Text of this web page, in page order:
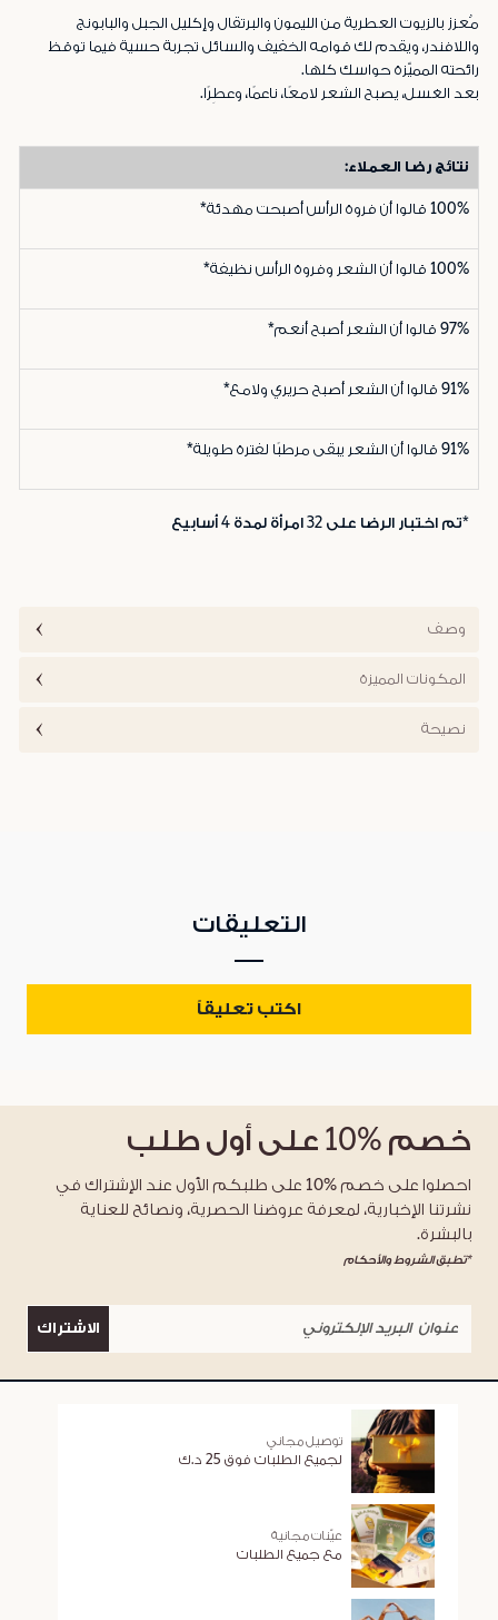
مُعزز بالزيوت العطرية من الليمون والبرتقال وإكليل الجبل والبابونج
واللافندر، ويقدم لك قوامه الخفيف والسائل تجربة حسية فيما توقظ
رائحته المميّزة حواسك كلها.
بعد الغسل، يصبح الشعر لامعًا، ناعمًا، وعطِرًا.
نتائج رضا العملاء:
100% قالوا أن فروة الرأس أصبحت مهدئة*
100% قالوا أن الشعر وفروة الرأس نظيفة*
97% قالوا أن الشعر أصبح أنعم*
91% قالوا أن الشعر أصبح حريري ولامع*
91% قالوا أن الشعر يبقى مرطبًا لفترة طويلة*
*تم اختبار الرضا على 32 امرأة لمدة 4 أسابيع
وصف
المكونات المميزة
نصيحة
التعليقات
اكتب تعليقاً
خصم %10 على أول طلب
احصلوا على خصم %10 على طلبكم الأول عند الإشتراك في
نشرتنا الإخبارية، لمعرفة عروضنا الحصرية، ونصائح للعناية
بالبشرة.
*تطبق الشروط والأحكام
الاشتراك
توصيل مجاني
لجميع الطلبات فوق 25 د.ك
عيّنات مجانية
مع جميع الطلبات